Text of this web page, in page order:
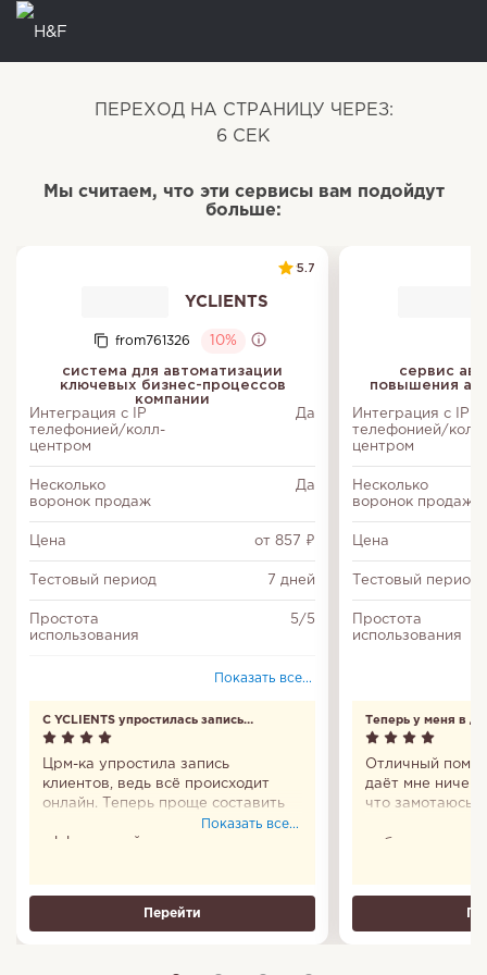
ПЕРЕХОД НА СТРАНИЦУ ЧЕРЕЗ:
5 СЕК
Мы считаем, что эти сервисы вам подойдут
больше:
5.7
YCLIENTS
from761326 10%
система для автоматизации
ключевых бизнес-процессов
компании
Интеграция с IP
телефонией/колл-
центром
Да
Несколько
воронок продаж
Да
Цена от 857 ₽
Тестовый период 7 дней
Простота
использования
5/5
Да
Повторы задач
Входит в Единый
реестр
российских
федеральному
Показать все...
С YCLIENTS упростилась запись
клиентов
Црм-ка упростила запись
клиентов, ведь всё происходит
онлайн. Теперь проще составить
график и сделать работу
эффективней.
Показать все...
Перейти
сервис
повышения
Интеграция с IP
телефонией/колл-
центром
Несколько
воронок продаж
Цена
Тестовый период
Простота
использования
Теперь у меня в
Отличный
даёт мне
что замотаюсь
мобильное